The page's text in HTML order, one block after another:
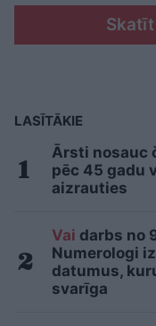
LASĪTĀKIE
Ārsti nosauc
pēc 45 gadu
aizrauties
Vai darbs no
Numerologi
datumus,
svarīga